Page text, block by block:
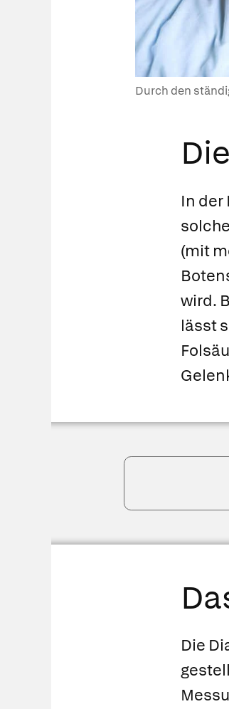
Durch den
In der
(mit
wird.
lässt
Die